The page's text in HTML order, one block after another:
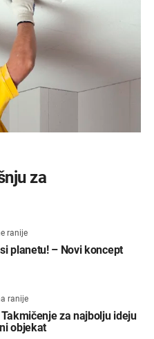
za
ranije
planetu! – Novi koncept
ranije
za najbolju ideju
objekat